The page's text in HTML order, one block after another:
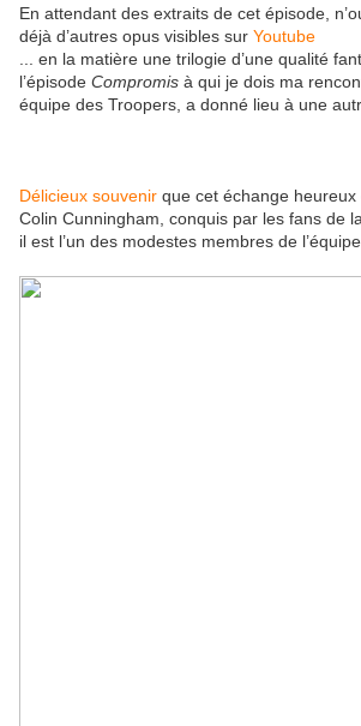
En attendant des extraits de cet épisode,
déjà d’autres opus visibles sur Youtube
... en la matière une trilogie d’une qualité
l’épisode Compromis à qui je dois ma
équipe des Troopers, a donné lieu à une
Délicieux souvenir que cet échange heureux
Colin Cunningham, conquis par les fans de
il est l’un des modestes membres de l’équipe